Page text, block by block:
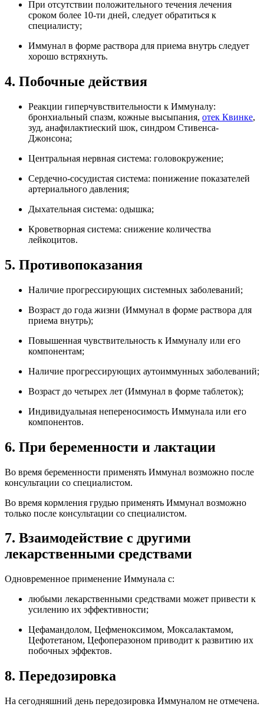
При отсутствии положительного течения лечения
сроком более 10-ти дней, следует обратиться к
специалисту;
Иммунал в форме раствора для приема внутрь следует
хорошо встряхнуть.
4. Побочные действия
Реакции гиперчувствительности к Иммуналу:
бронхиальный спазм, кожные высыпания, отек Квинке,
зуд, анафилактиеский шок, синдром Стивенса-
Джонсона;
Центральная нервная система: головокружение;
Сердечно-сосудистая система: понижение показателей
артериального давления;
Дыхательная система: одышка;
Кроветворная система: снижение количества
лейкоцитов.
5. Противопоказания
Наличие прогрессирующих системных заболеваний;
Возраст до года жизни (Иммунал в форме раствора для
приема внутрь);
Повышенная чувствительность к Иммуналу или его
компонентам;
Наличие прогрессирующих аутоиммунных заболеваний;
Возраст до четырех лет (Иммунал в форме таблеток);
Индивидуальная непереносимость Иммунала или его
компонентов.
6. При беременности и лактации
Во время беременности применять Иммунал возможно после
консультации со специалистом.
Во время кормления грудью применять Иммунал возможно
только после консультации со специалистом.
7. Взаимодействие с другими
лекарственными средствами
Одновременное применение Иммунала с:
любыми лекарственными средствами может привести к
усилению их эффективности;
Цефамандолом, Цефменоксимом, Моксалактамом,
Цефотетаном, Цефоперазоном приводит к развитию их
побочных эффектов.
8. Передозировка
На сегодняшний день передозировка Иммуналом не отмечена.